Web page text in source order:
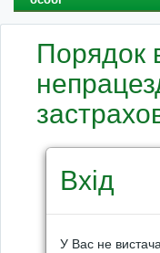
Порядок
Вхід
У Вас не